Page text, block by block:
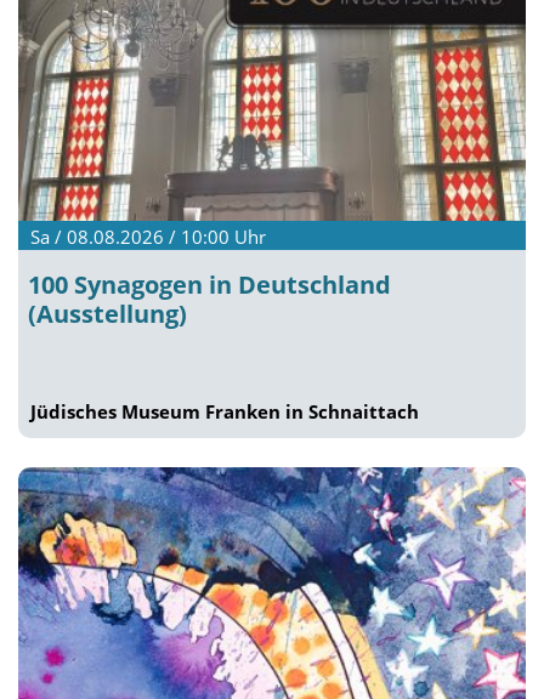
Sa / 08.08.2026 / 10:00 Uhr
100 Synagogen in Deutschland
(Ausstellung)
Jüdisches Museum Franken in Schnaittach